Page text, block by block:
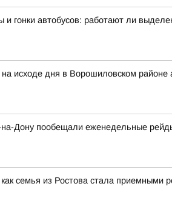
гонки автобусов: работают ли
исходе дня в Ворошиловском районе
Дону пообещали еженедельные
семья из Ростова стала приемными